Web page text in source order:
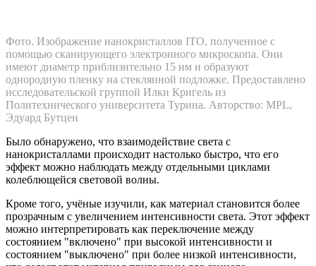
Фото. Изображение нанокристаллов ITO, полученное с
помощью сканирующего электронного микроскопа. Они
имеют диаметр приблизительно 15 нм и образуют
однородную пленку на стеклянной подложке. Предоставлено
исследовательской группой Илки Кригель из
Политехнического университета Турина. Авторство: MPL,
Эдуард Бутцен
Было обнаружено, что взаимодействие света с
нанокристаллами происходит настолько быстро, что его
эффект можно наблюдать между отдельными циклами
колеблющейся световой волны.
Кроме того, учёные изучили, как материал становится более
прозрачным с увеличением интенсивности света. Этот эффект
можно интерпретировать как переключение между
состоянием "включено" при высокой интенсивности и
состоянием "выключено" при более низкой интенсивности,